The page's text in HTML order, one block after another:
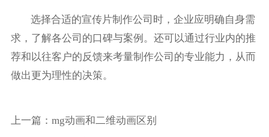
选择合适的宣传片制作公司时，企业应明确自身需
求，了解各公司的口碑与案例。还可以通过行业内的推
荐和以往客户的反馈来考量制作公司的专业能力，从而
做出更为理性的决策。
上一篇： mg动画和二维动画区别